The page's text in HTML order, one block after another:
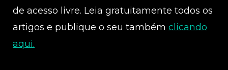
de acesso livre. Leia gratuitamente todos os
artigos e publique o seu também clicando
aqui.